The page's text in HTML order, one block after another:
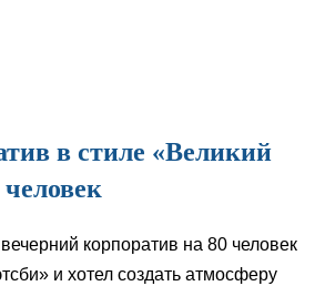
в стиле «Великий
корпоратив на 80 человек
и хотел создать атмосферу